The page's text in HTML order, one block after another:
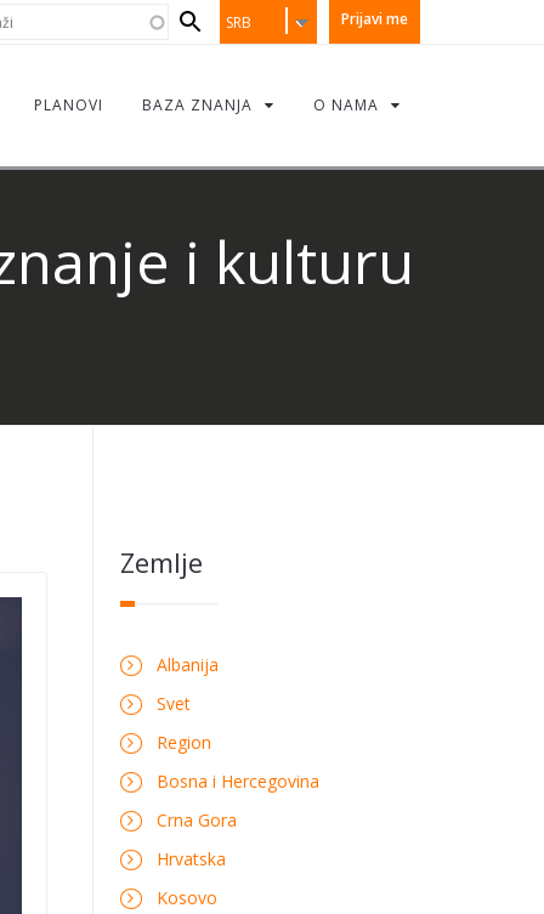
Prijavi me
SRB
PLANOVI BAZA ZNANJA O NAMA
i kulturu
Zemlje
Albanija
Svet
Region
Bosna i Hercegovina
Crna Gora
Hrvatska
Kosovo